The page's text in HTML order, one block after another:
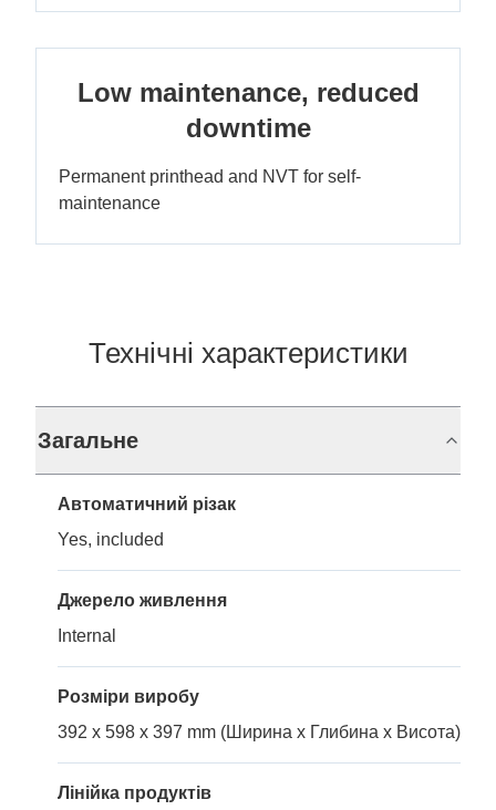
Low maintenance, reduced
downtime
Permanent printhead and NVT for self-
maintenance
Технічні характеристики
Загальне
Автоматичний різак
Yes, included
Джерело живлення
Internal
Розміри виробу
392 x 598 x 397 mm (Ширина x Глибина x Висота)
Лінійка продуктів